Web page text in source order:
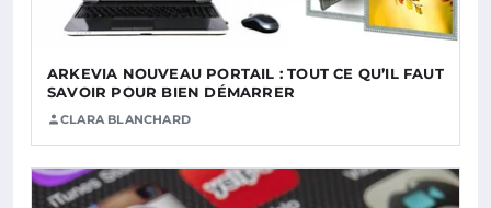
ARKEVIA NOUVEAU PORTAIL : TOUT CE QU’IL FAUT
SAVOIR POUR BIEN DÉMARRER
CLARA BLANCHARD